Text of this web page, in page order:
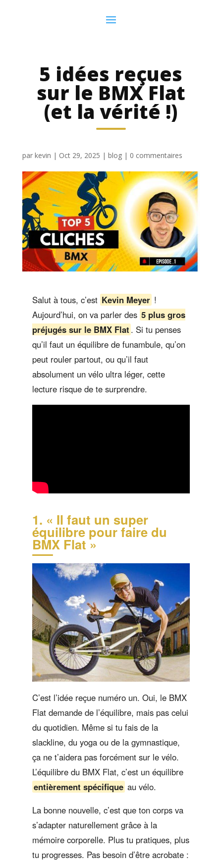
5 idées reçues
sur le BMX Flat
(et la vérité !)
par kevin | Oct 29, 2025 | blog| 0 commentaires
Salut à tous, c’est Kevin Meyer !
Aujourd’hui, on va parler des 5 plus gros
préjugés sur le BMX Flat . Si tu penses
qu’il faut un équilibre de funambule, qu’on
peut rouler partout, ou qu’il faut
absolument un vélo ultra léger, cette
lecture risque de te surprendre.
1. « Il faut un super
équilibre pour faire du
BMX Flat »
C’est l’idée reçue numéro un. Oui, le BMX
Flat demande de l’équilibre, mais pas celui
du quotidien. Même si tu fais de la
slackline, du yoga ou de la gymnastique,
ça ne t’aidera pas forcément sur le vélo.
L’équilibre du BMX Flat, c’est un équilibre
entièrement spécifique au vélo.
La bonne nouvelle, c’est que ton corps va
s’adapter naturellement grâce à la
mémoire corporelle. Plus tu pratiques, plus
tu progresses. Pas besoin d’être acrobate :